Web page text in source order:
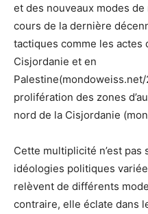
et des nouveaux modes
cours de la dernière
tactiques comme les actes
Cisjordanie et en
prolifération des zones
nord de la Cisjordanie
Cette multiplicité n’est
idéologies politiques
relèvent de différents
contraire, elle éclate dans